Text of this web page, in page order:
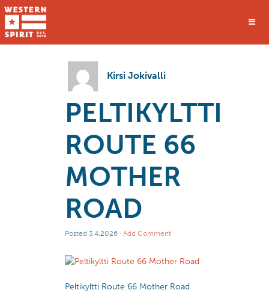
Kirsi Jokivalli
PELTIKYLTTI
ROUTE 66
MOTHER
ROAD
Posted 3.4.2026 · Add Comment
Peltikyltti Route 66 Mother Road